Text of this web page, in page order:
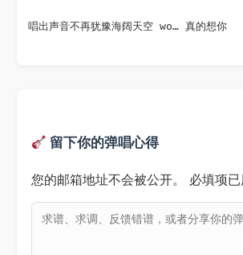
唱出声音不再犹豫海阔天空 wo… 真的想你
留下你的弹唱心得
您的邮箱地址不会被公开。 必填项已